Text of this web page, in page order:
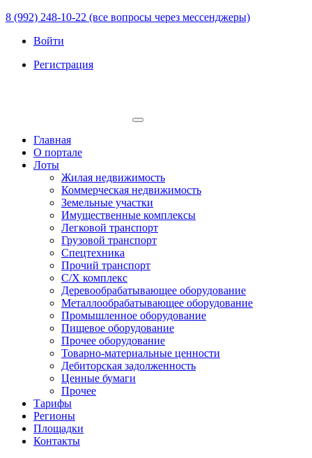
8 (992) 248-10-22 (все вопросы через мессенджеры)
Войти
Регистрация
Главная
О портале
Лоты
Жилая недвижимость
Коммерческая недвижимость
Земельные участки
Имущественные комплексы
Легковой транспорт
Грузовой транспорт
Спецтехника
Прочий транспорт
С/Х комплекс
Деревообрабатывающее оборудование
Металлообрабатывающее оборудование
Промышленное оборудование
Пищевое оборудование
Прочее оборудование
Товарно-материальные ценности
Дебиторская задолженность
Ценные бумаги
Прочее
Тарифы
Регионы
Площадки
Контакты